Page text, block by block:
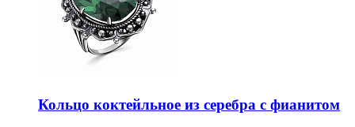
Кольцо коктейльное из серебра с фианитом